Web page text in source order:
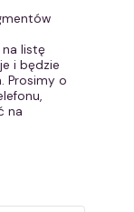
na listę
i będzie
Prosimy o
na